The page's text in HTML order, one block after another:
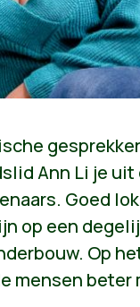
Ann Li je
Goed
op een
Op
mensen beter